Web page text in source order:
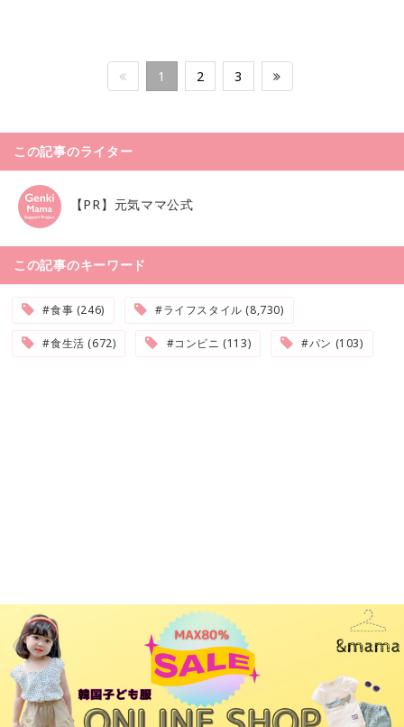
1 2 3
この記事のライター
【PR】元気ママ公式
この記事のキーワード
#食事 (246) #ライフスタイル (8,730)
#食生活 (672) #コンビニ (113) #パン (103)